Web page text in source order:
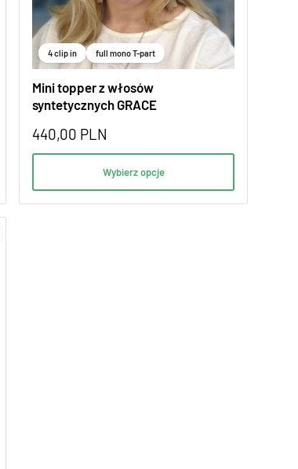
4 clip in full mono T-part
Mini topper z włosów
syntetycznych GRACE
440,00 PLN
Wybierz opcje